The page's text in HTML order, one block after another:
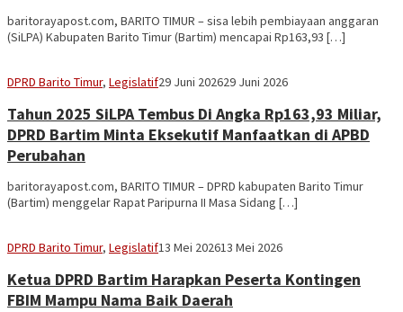
baritorayapost.com, BARITO TIMUR – sisa lebih pembiayaan anggaran
(SiLPA) Kabupaten Barito Timur (Bartim) mencapai Rp163,93 […]
DPRD Barito Timur, LegislatifSekber
29 Juni 202629 Juni 2026
Tahun 2025 SiLPA Tembus Di Angka Rp163,93 Miliar,
DPRD Bartim Minta Eksekutif Manfaatkan di APBD
Perubahan
baritorayapost.com, BARITO TIMUR – DPRD kabupaten Barito Timur
(Bartim) menggelar Rapat Paripurna II Masa Sidang […]
DPRD Barito Timur, LegislatifSekber
13 Mei 202613 Mei 2026
Ketua DPRD Bartim Harapkan Peserta Kontingen
FBIM Mampu Nama Baik Daerah